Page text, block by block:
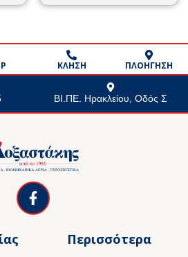
ΚΛΗΣΗ ΠΛΟΗΓΗΣΗ
ΒΙ.ΠΕ. Ηρακλείου, Οδός Σ
F
a
c
Περισσότερα